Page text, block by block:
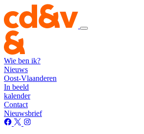
Wie ben ik?
Nieuws
Oost-Vlaanderen
In beeld
kalender
Contact
Nieuwsbrief